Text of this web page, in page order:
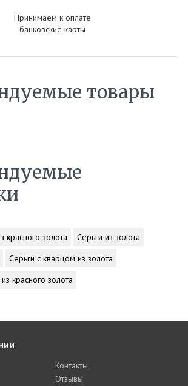
Принимаем к оплате
банковские карты
товары
красного золота
Серьги из золота
Серьги с кварцом из золота
красного золота
Контакты
Отзывы